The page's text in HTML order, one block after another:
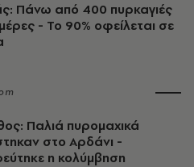
Πάνω από 400 πυρκαγιές
- Το 90% οφείλεται σε
Παλιά πυρομαχικά
στο Αρδάνι -
η κολύμβηση